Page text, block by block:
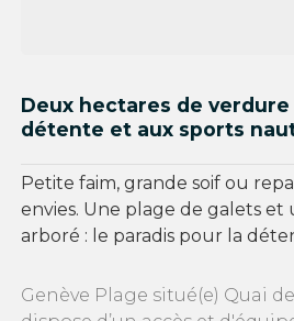
Deux hectares de verdure
détente et aux sports
Petite faim, grande soif ou
envies. Une plage de galets et
arboré : le paradis pour la
Genève Plage situé(e) Quai